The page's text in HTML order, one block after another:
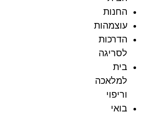
החנות
עוצמהות
הדרכות
לסריגה
בית
למלאכה
וריפוי
בואי